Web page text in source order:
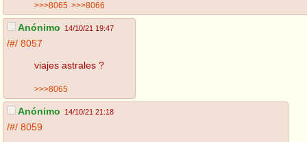
>>>8065 >>>8066
Anónimo 14/10/21 19:47
/#/ 8057
viajes astrales ?
>>>8065
Anónimo 14/10/21 21:18
/#/ 8059